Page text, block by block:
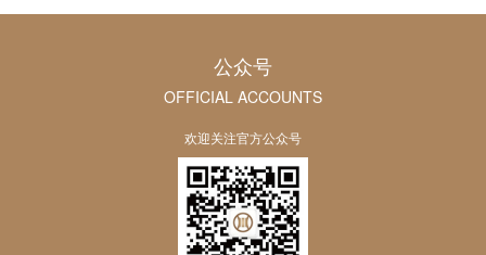
公众号
OFFICIAL ACCOUNTS
欢迎关注官方公众号